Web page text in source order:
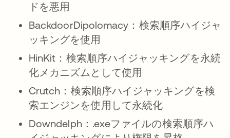
ドを悪用
BackdoorDipolomacy：検索順序ハイジャ
ッキングを使用
HinKit：検索順序ハイジャッキングを永続
化メカニズムとして使用
Crutch：検索順序ハイジャッキングを検
索エンジンを使用して永続化
Downdelph：.exeファイルの検索順序ハ